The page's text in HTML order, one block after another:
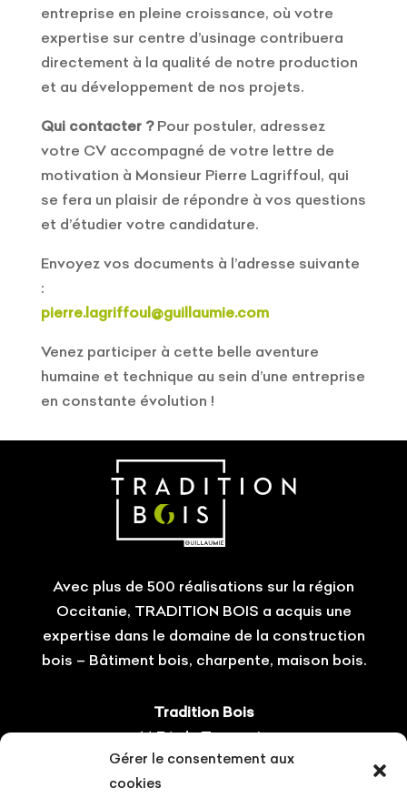
Gérer le consentement aux
cookies
entreprise en pleine croissance, où votre
expertise sur centre d’usinage contribuera
directement à la qualité de notre production
et au développement de nos projets.
Qui contacter ?Pour postuler, adressez
votre CV accompagné de votre lettre de
motivation à Monsieur Pierre Lagriffoul, qui
se fera un plaisir de répondre à vos questions
et d’étudier votre candidature.
Envoyez vos documents à l’adresse suivante
:
pierre.lagriffoul@guillaumie.com
Venez participer à cette belle aventure
humaine et technique au sein d’une entreprise
en constante évolution !
Avec plus de 500 réalisations sur la région
Occitanie, TRADITION BOIS a acquis une
expertise dans le domaine de la construction
bois – Bâtiment bois, charpente, maison bois.
Tradition Bois
14 ZA du Tourneris
31470 Bonrepos-sur-Aussonnelle
Tel : 05.61.08.60.54